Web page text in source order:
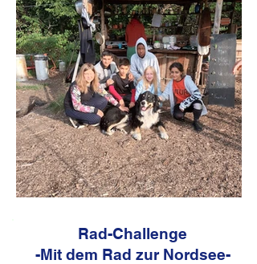
Rad-Challenge
-Mit dem Rad zur Nordsee-